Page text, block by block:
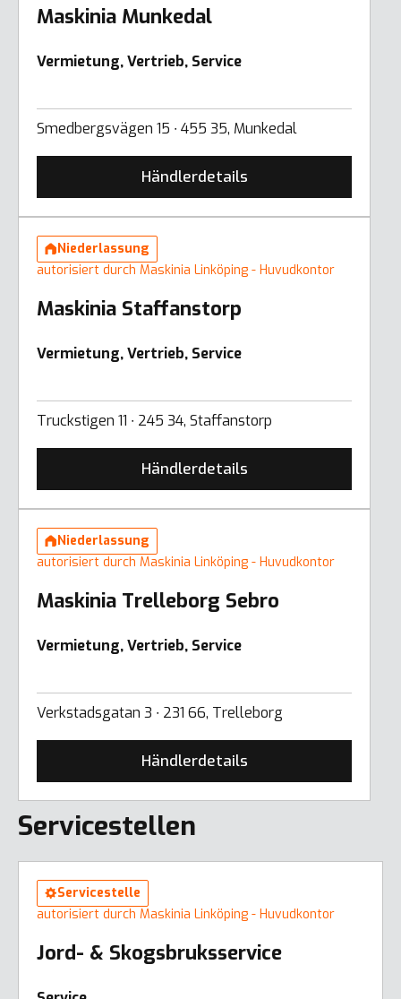
Maskinia Munkedal
Vermietung, Vertrieb, Service
Smedbergsvägen 15 ∙ 455 35, Munkedal
Händlerdetails
Niederlassung
autorisiert durch Maskinia Linköping - Huvudkontor
Maskinia Staffanstorp
Vermietung, Vertrieb, Service
Truckstigen 11 ∙ 245 34, Staffanstorp
Händlerdetails
Niederlassung
autorisiert durch Maskinia Linköping - Huvudkontor
Maskinia Trelleborg Sebro
Vermietung, Vertrieb, Service
Verkstadsgatan 3 ∙ 231 66, Trelleborg
Händlerdetails
Servicestellen
Servicestelle
autorisiert durch Maskinia Linköping - Huvudkontor
Jord- & Skogsbruksservice